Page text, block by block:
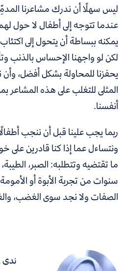
ندى
ليس سهلًا أن ندرك مشاعرنا
عندما تتوجه إلى أطفال لا حول
يمكنه ببساطة أن يتحول إلى
لكن لو واجهنا الإحساس بالذنب
يحفزنا للمحاولة بشكل أفضل،
المثلى للتغلب على هذه المشاعر
أنفسنا.
ربما يجب علينا قبل أن ننجب
ونتساءل عما إذا كنا قادرين على
ما تقتضيه وتتطلبه: الصبر،
سنوات من تجربة الأبوة أو
الصفات ولا نجد سوى الغضب،